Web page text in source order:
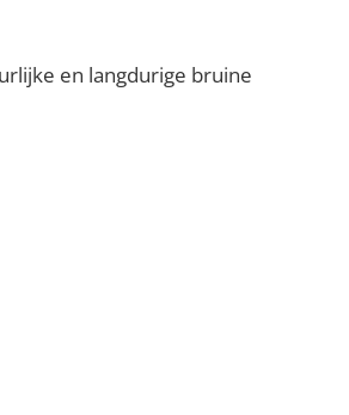
en langdurige bruine